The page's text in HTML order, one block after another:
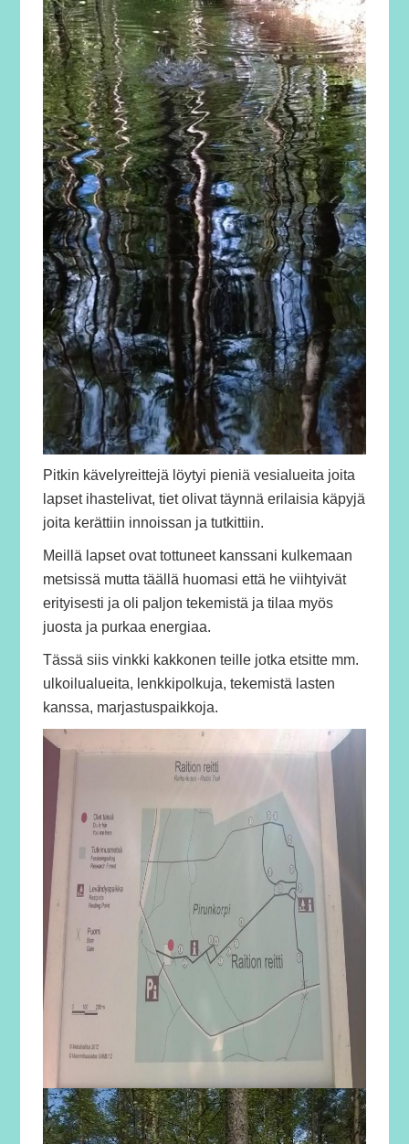
Pitkin kävelyreittejä löytyi pieniä vesialueita joita
lapset ihastelivat, tiet olivat täynnä erilaisia käpyjä
joita kerättiin innoissan ja tutkittiin.
Meillä lapset ovat tottuneet kanssani kulkemaan
metsissä mutta täällä huomasi että he viihtyivät
erityisesti ja oli paljon tekemistä ja tilaa myös
juosta ja purkaa energiaa.
Tässä siis vinkki kakkonen teille jotka etsitte mm.
ulkoilualueita, lenkkipolkuja, tekemistä lasten
kanssa, marjastuspaikkoja.